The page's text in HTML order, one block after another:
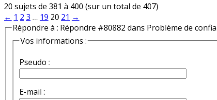
20 sujets de 381 à 400 (sur un total de 407)
← 1 2 3 … 19 20 21 →
Répondre à : Répondre #80882 dans Problème de
Vos informations :
Pseudo :
E-mail :